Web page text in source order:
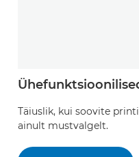
Täiuslik, kui soovite
ainult mustvalgelt.